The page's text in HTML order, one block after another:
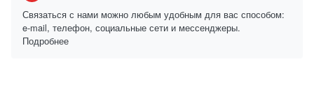
Связаться с нами можно любым удобным для вас способом:
e-mail, телефон, социальные сети и мессенджеры.
Подробнее